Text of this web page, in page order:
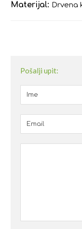
Materijal: Drvena
Pošalji upit: